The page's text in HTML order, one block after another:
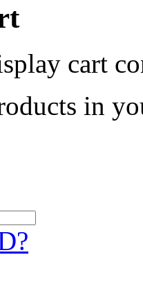
cart
in